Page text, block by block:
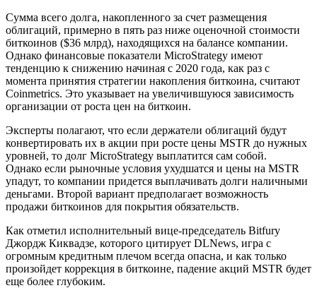
Сумма всего долга, накопленного за счет размещения
облигаций, примерно в пять раз ниже оценочной стоимости
биткоинов ($36 млрд), находящихся на балансе компании.
Однако финансовые показатели MicroStrategy имеют
тенденцию к снижению начиная с 2020 года, как раз с
момента принятия стратегии накопления биткоина, считают
Coinmetrics. Это указывает на увеличившуюся зависимость
организации от роста цен на биткоин.
Эксперты полагают, что если держатели облигаций будут
конвертировать их в акции при росте цены MSTR до нужных
уровней, то долг MicroStrategy выплатится сам собой.
Однако если рыночные условия ухудшатся и цены на MSTR
упадут, то компании придется выплачивать долги наличными
деньгами. Второй вариант предполагает возможность
продажи биткоинов для покрытия обязательств.
Как отметил исполнительный вице-председатель Bitfury
Джордж Киквадзе, которого цитирует DLNews, игра с
огромным кредитным плечом всегда опасна, и как только
произойдет коррекция в биткоине, падение акций MSTR будет
еще более глубоким.